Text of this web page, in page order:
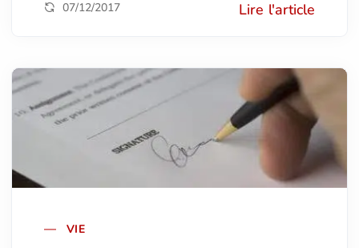
07/12/2017 Lire l'article
VIE